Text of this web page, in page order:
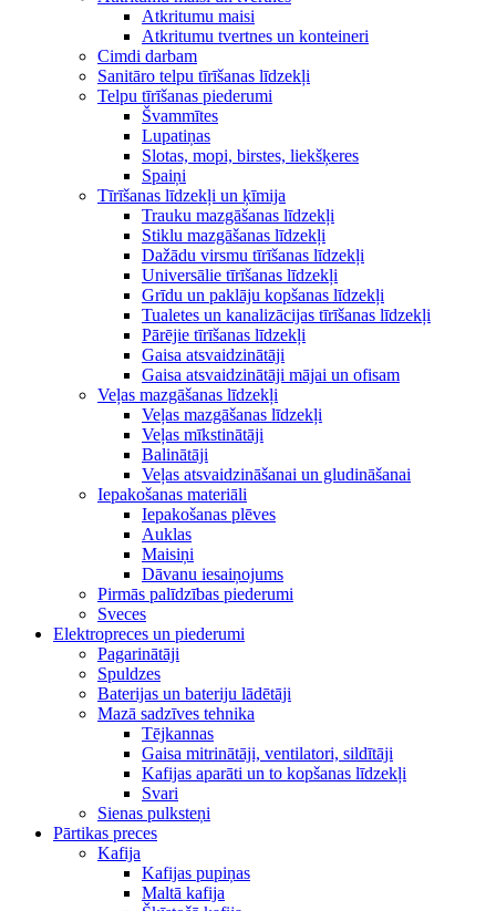
Atkritumu maisi
Atkritumu tvertnes un konteineri
Cimdi darbam
Sanitāro telpu tīrīšanas līdzekļi
Telpu tīrīšanas piederumi
Švammītes
Lupatiņas
Slotas, mopi, birstes, liekšķeres
Spaiņi
Tīrīšanas līdzekļi un ķīmija
Trauku mazgāšanas līdzekļi
Stiklu mazgāšanas līdzekļi
Dažādu virsmu tīrīšanas līdzekļi
Universālie tīrīšanas līdzekļi
Grīdu un paklāju kopšanas līdzekļi
Tualetes un kanalizācijas tīrīšanas līdzekļi
Pārējie tīrīšanas līdzekļi
Gaisa atsvaidzinātāji
Gaisa atsvaidzinātāji mājai un ofisam
Veļas mazgāšanas līdzekļi
Veļas mazgāšanas līdzekļi
Veļas mīkstinātāji
Balinātāji
Veļas atsvaidzināšanai un gludināšanai
Iepakošanas materiāli
Iepakošanas plēves
Auklas
Maisiņi
Dāvanu iesaiņojums
Pirmās palīdzības piederumi
Sveces
Elektropreces un piederumi
Pagarinātāji
Spuldzes
Baterijas un bateriju lādētāji
Mazā sadzīves tehnika
Tējkannas
Gaisa mitrinātāji, ventilatori, sildītāji
Kafijas aparāti un to kopšanas līdzekļi
Svari
Sienas pulksteņi
Pārtikas preces
Kafija
Kafijas pupiņas
Maltā kafija